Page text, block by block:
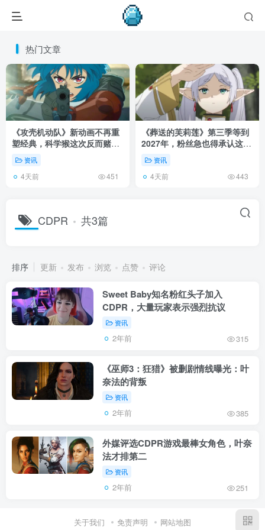
热门文章
《攻壳机动队》新动画不再重
塑经典，科学猴这次反而赌对
了！资讯
4天前 451
《葬送的芙莉莲》第三季等到
2027年，粉丝急也得承认这次
慢得有道理！
资讯
4天前 443
CDPR 共3篇
排序 更新 发布 浏览 点赞 评论
Sweet Baby知名粉红头子加入
CDPR，大量玩家表示强烈抗议
资讯
2年前 315
《巫师3：狂猎》被删剧情线曝光：叶
奈法的背叛
资讯
2年前 385
外媒评选CDPR游戏最棒女角色，叶奈
法才排第二
资讯
2年前 251
关于我们 免责声明 网站地图